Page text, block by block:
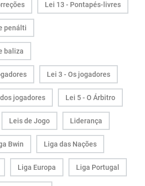
Lei 13 - Pontapés-livres
penálti
baliza
Lei 3 - Os jogadores
jogadores Lei 5 - O Árbitro
Leis de Jogo Liderança
Bwin Liga das Nações
Liga Europa Liga Portugal